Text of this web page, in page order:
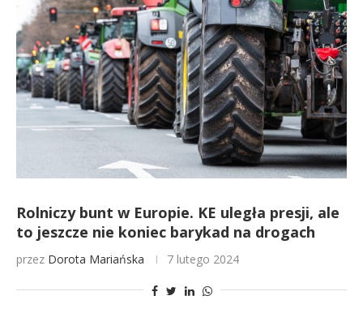
Rolniczy bunt w Europie. KE uległa presji, ale
to jeszcze nie koniec barykad na drogach
przez Dorota Mariańska 7 lutego 2024